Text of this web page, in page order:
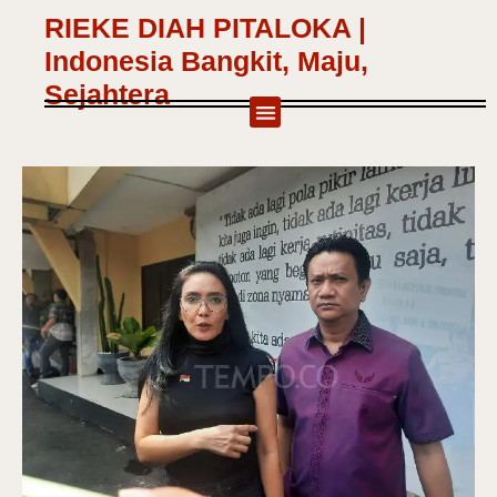
RIEKE DIAH PITALOKA |
Indonesia Bangkit, Maju,
Sejahtera